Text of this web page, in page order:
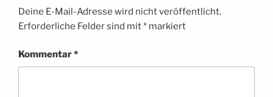
Deine E-Mail-Adresse wird nicht veröffentlicht.
Erforderliche Felder sind mit* markiert
Kommentar*